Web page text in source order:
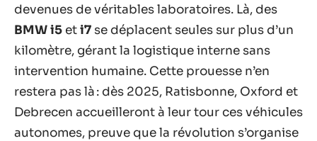
devenues de véritables laboratoires. Là, des
BMW i5 eti7 se déplacent seules sur plus d’un
kilomètre, gérant la logistique interne sans
intervention humaine. Cette prouesse n’en
restera pas là : dès 2025, Ratisbonne, Oxford et
Debrecen accueilleront à leur tour ces véhicules
autonomes, preuve que la révolution s’organise